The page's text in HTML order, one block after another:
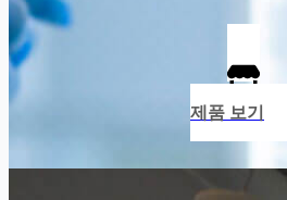
제품 보기